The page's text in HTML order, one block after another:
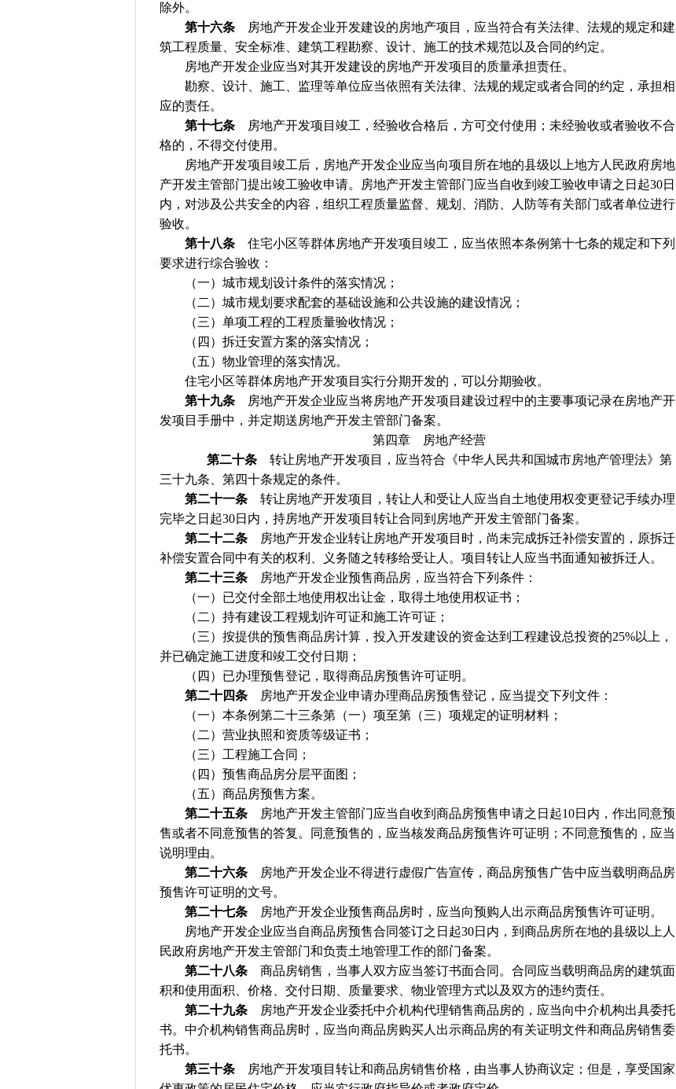
除外。
第十六条 房地产开发企业开发建设的房地产项目，应当符合有关法律、法规的规定和建
筑工程质量、安全标准、建筑工程勘察、设计、施工的技术规范以及合同的约定。
房地产开发企业应当对其开发建设的房地产开发项目的质量承担责任。
勘察、设计、施工、监理等单位应当依照有关法律、法规的规定或者合同的约定，承担相
应的责任。
第十七条 房地产开发项目竣工，经验收合格后，方可交付使用；未经验收或者验收不合
格的，不得交付使用。
房地产开发项目竣工后，房地产开发企业应当向项目所在地的县级以上地方人民政府房地
产开发主管部门提出竣工验收申请。房地产开发主管部门应当自收到竣工验收申请之日起30日
内，对涉及公共安全的内容，组织工程质量监督、规划、消防、人防等有关部门或者单位进行
验收。
第十八条 住宅小区等群体房地产开发项目竣工，应当依照本条例第十七条的规定和下列
要求进行综合验收：
（一）城市规划设计条件的落实情况；
（二）城市规划要求配套的基础设施和公共设施的建设情况；
（三）单项工程的工程质量验收情况；
（四）拆迁安置方案的落实情况；
（五）物业管理的落实情况。
住宅小区等群体房地产开发项目实行分期开发的，可以分期验收。
第十九条 房地产开发企业应当将房地产开发项目建设过程中的主要事项记录在房地产开
发项目手册中，并定期送房地产开发主管部门备案。
第四章 房地产经营
第二十条 转让房地产开发项目，应当符合《中华人民共和国城市房地产管理法》第
三十九条、第四十条规定的条件。
第二十一条 转让房地产开发项目，转让人和受让人应当自土地使用权变更登记手续办理
完毕之日起30日内，持房地产开发项目转让合同到房地产开发主管部门备案。
第二十二条 房地产开发企业转让房地产开发项目时，尚未完成拆迁补偿安置的，原拆迁
补偿安置合同中有关的权利、义务随之转移给受让人。项目转让人应当书面通知被拆迁人。
第二十三条 房地产开发企业预售商品房，应当符合下列条件：
（一）已交付全部土地使用权出让金，取得土地使用权证书；
（二）持有建设工程规划许可证和施工许可证；
（三）按提供的预售商品房计算，投入开发建设的资金达到工程建设总投资的25%以上，
并已确定施工进度和竣工交付日期；
（四）已办理预售登记，取得商品房预售许可证明。
第二十四条 房地产开发企业申请办理商品房预售登记，应当提交下列文件：
（一）本条例第二十三条第（一）项至第（三）项规定的证明材料；
（二）营业执照和资质等级证书；
（三）工程施工合同；
（四）预售商品房分层平面图；
（五）商品房预售方案。
第二十五条 房地产开发主管部门应当自收到商品房预售申请之日起10日内，作出同意预
售或者不同意预售的答复。同意预售的，应当核发商品房预售许可证明；不同意预售的，应当
说明理由。
第二十六条 房地产开发企业不得进行虚假广告宣传，商品房预售广告中应当载明商品房
预售许可证明的文号。
第二十七条 房地产开发企业预售商品房时，应当向预购人出示商品房预售许可证明。
房地产开发企业应当自商品房预售合同签订之日起30日内，到商品房所在地的县级以上人
民政府房地产开发主管部门和负责土地管理工作的部门备案。
第二十八条 商品房销售，当事人双方应当签订书面合同。合同应当载明商品房的建筑面
积和使用面积、价格、交付日期、质量要求、物业管理方式以及双方的违约责任。
第二十九条 房地产开发企业委托中介机构代理销售商品房的，应当向中介机构出具委托
书。中介机构销售商品房时，应当向商品房购买人出示商品房的有关证明文件和商品房销售委
托书。
第三十条 房地产开发项目转让和商品房销售价格，由当事人协商议定；但是，享受国家